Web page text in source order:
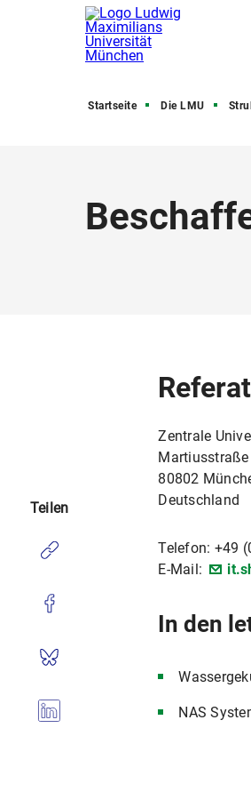
Startseite Die LMU
Zentrale
80802
Deutschland
Telefon: +49
E-Mail:
In den
NAS
Teilen